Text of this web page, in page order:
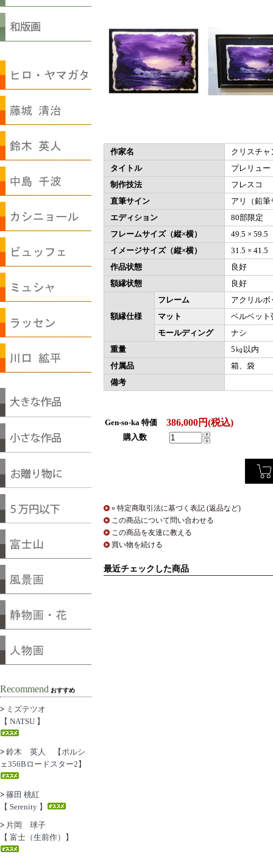
作家名
クリスチ
タイトル
プレリュー
制作技法
フレスコ
直筆サイン
アリ（鉛筆
エディション
80部限定
フレームサイズ（縦×横）
49.5 × 59.5
イメージサイズ（縦×横）
31.5 × 41.5
作品状態
良好
額縁状態
良好
額縁仕様
フレーム
アクリル
マット
ベルベッ
モールディング
ナシ
重量
5㎏以内
付属品
箱、袋
備考
Gen-so-ka 特価 386,000円(税込)
購入数
» 特定商取引法に基づく表記 (返品など)
この商品について問い合わせる
この商品を友達に教える
買い物を続ける
最近チェックした商品
Recommend おすすめ
> ミズテツオ
【 NATSU 】
> 鈴木 英人 【ポルシ
ェ356Bロードスター2】
> 篠田 桃紅
【 Serenity 】
> 片岡 球子
【 富士（生前作）】